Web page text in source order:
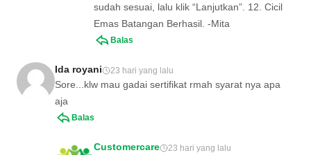
sudah sesuai, lalu klik “Lanjutkan”. 12. Cicil
Emas Batangan Berhasil. -Mita
Balas
Ida royani 23 hari yang lalu
Sore...klw mau gadai sertifikat rmah syarat nya apa
aja
Balas
Customercare 23 hari yang lalu